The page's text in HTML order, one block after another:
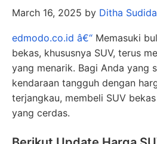
March 16, 2025 by Ditha Sudida
edmodo.co.id â€“ Memasuki
bekas, khususnya SUV, terus
yang menarik. Bagi Anda yang
kendaraan tangguh dengan
terjangkau, membeli SUV
yang cerdas.